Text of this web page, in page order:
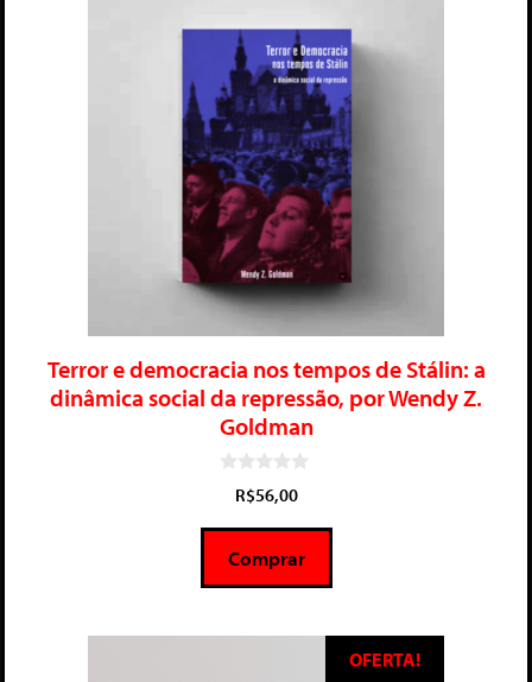
Terror e democracia nos tempos de Stálin: a
dinâmica social da repressão, por Wendy Z.
Goldman
5
R$56,00
Comprar
OFERTA!